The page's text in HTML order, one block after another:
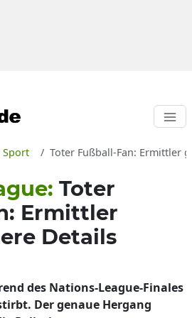
Sport Toter Fußball-Fan: Ermittler
Toter
Ermittler
Details
des Nations-League-Finales
Der genaue Hergang